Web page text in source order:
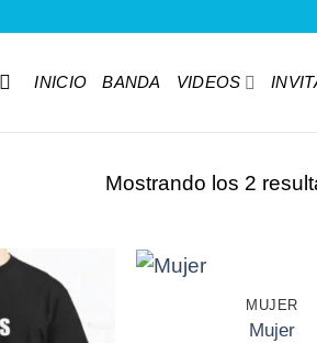
INICIO BANDA VIDEOS
Mostrando los 2
+
MUJER
Mujer